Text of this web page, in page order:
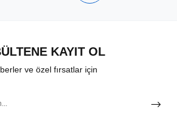
KAYIT OL
ve özel fırsatlar için